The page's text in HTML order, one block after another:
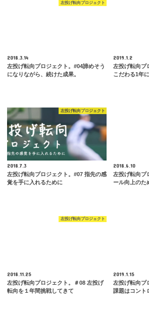
左投げ転向プロジェクト
2018.3.14
左投げ転向プロジェクト。#04諦めそう
になりながら、続けた成果。
2019.1.2
左投げ転向プ
こだわる1年に
左投げ転向プロジェクト
2018.7.3
左投げ転向プロジェクト。#07 指先の感
覚を手に入れるために
2018.6.10
左投げ転向プ
ール向上のた
左投げ転向プロジェクト
2018.11.25
左投げ転向プロジェクト。＃08 左投げ
転向を１年間挑戦してきて
2019.1.15
左投げ転向プ
課題はコント